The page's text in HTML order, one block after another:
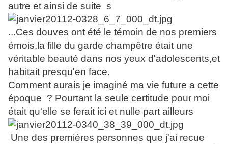
autre et ainsi de suite s
...Ces douves ont été le témoin de nos premiers
émois,la fille du garde champêtre était une
véritable beauté dans nos yeux d'adolescents,et
habitait presqu'en face.
Comment aurais je imaginé ma vie future a cette
époque ? Pourtant la seule certitude pour moi
était qu'elle se ferait ici et nulle part ailleurs
Une des premières personnes que j'ai recue